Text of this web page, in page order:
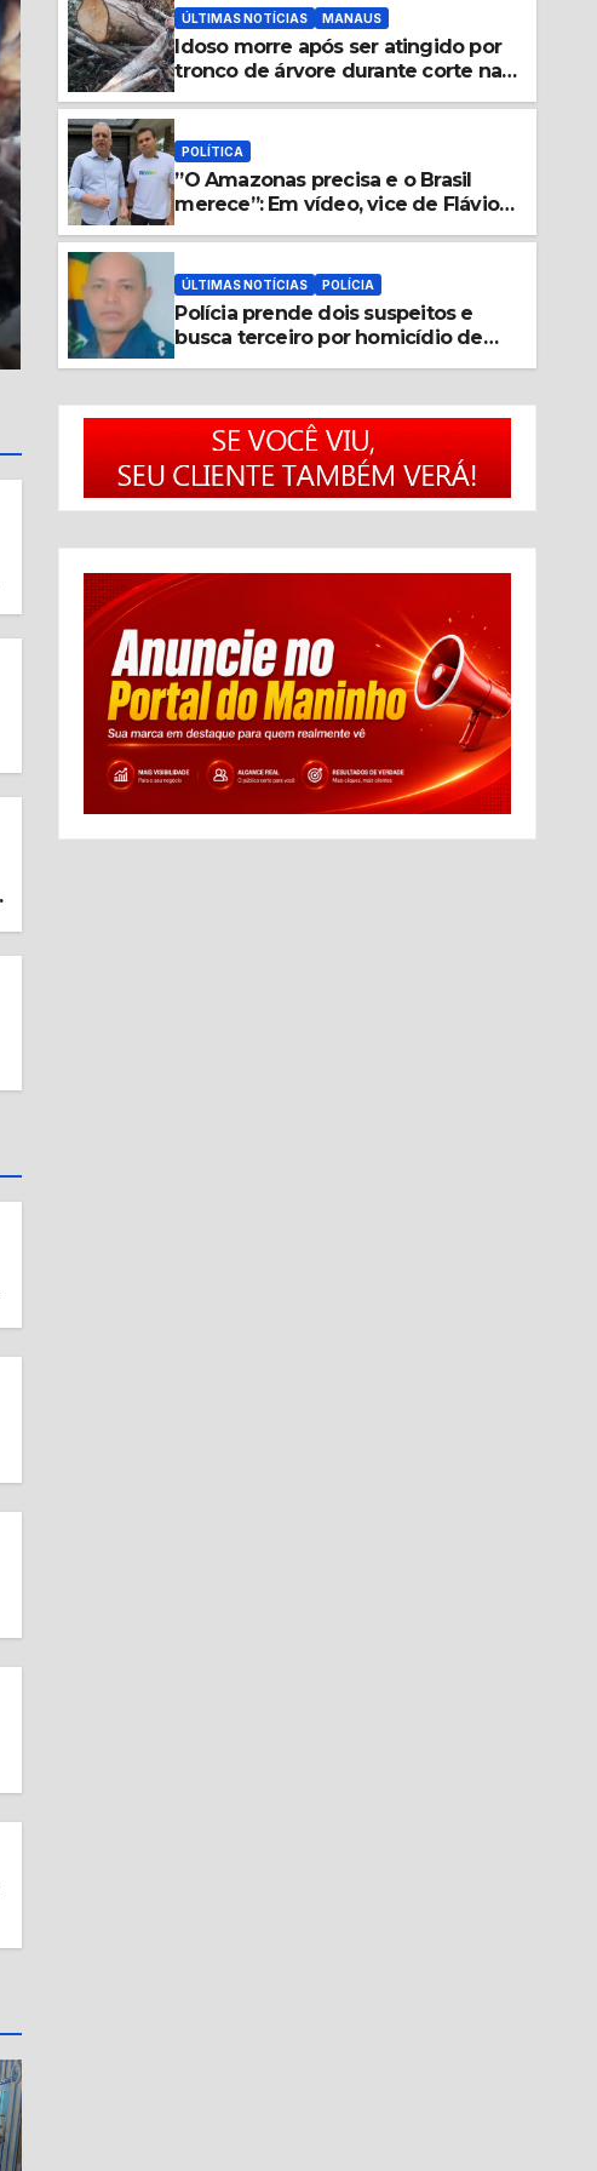
ÚLTIMAS NOTÍCIAS POLÍCIA
Polícia prende dois
por homicídio de guarda
Tabatinga
AGOSTO 5, 2026 PORTAL MANINHO
ÚLTIMAS NOTÍCIAS MANAUS
Idoso morre após ser atingido por
tronco de árvore durante corte na
POLÍTICA
”O Amazonas precisa e o Brasil
merece”: Em vídeo, vice de Flávio
ÚLTIMAS NOTÍCIAS POLÍCIA
Polícia prende dois suspeitos e
busca terceiro por homicídio de